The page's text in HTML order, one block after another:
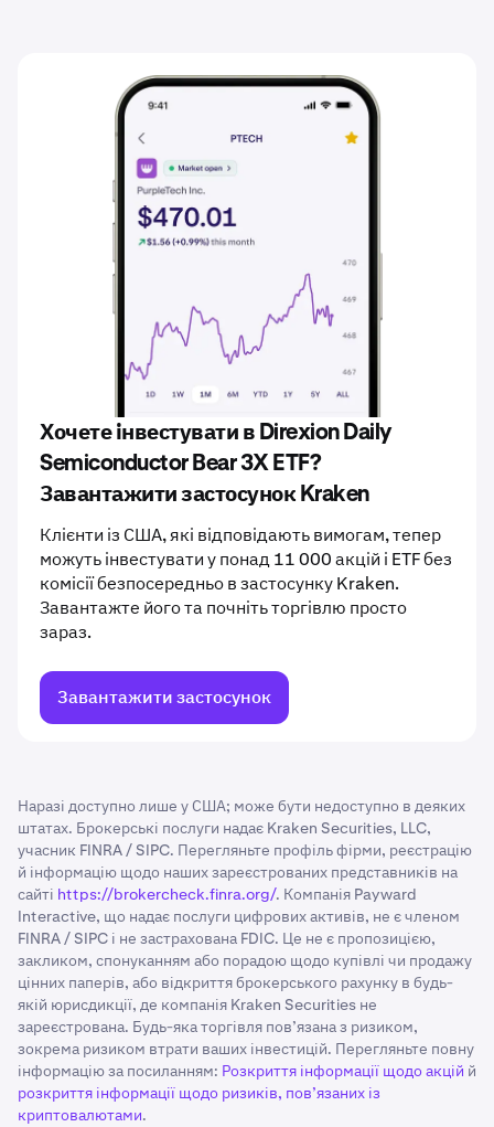
Хочете інвестувати в Direxion Daily
Semiconductor Bear 3X ETF?
Завантажити застосунок Kraken
Клієнти із США, які відповідають вимогам, тепер
можуть інвестувати у понад 11 000 акцій і ETF без
комісії безпосередньо в застосунку Kraken.
Завантажте його та почніть торгівлю просто
зараз.
Завантажити застосунок
Наразі доступно лише у США; може бути недоступно в деяких
штатах. Брокерські послуги надає Kraken Securities, LLC,
учасник FINRA / SIPC. Перегляньте профіль фірми, реєстрацію
й інформацію щодо наших зареєстрованих представників на
сайті https://brokercheck.finra.org/. Компанія Payward
Interactive, що надає послуги цифрових активів, не є членом
FINRA / SIPC і не застрахована FDIC. Це не є пропозицією,
закликом, спонуканням або порадою щодо купівлі чи продажу
цінних паперів, або відкриття брокерського рахунку в будь-
якій юрисдикції, де компанія Kraken Securities не
зареєстрована. Будь-яка торгівля пов’язана з ризиком,
зокрема ризиком втрати ваших інвестицій. Перегляньте повну
інформацію за посиланням: Розкриття інформації щодо акцій й
розкриття інформації щодо ризиків, пов’язаних із
криптовалютами.